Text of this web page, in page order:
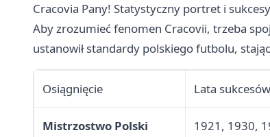
Cracovia Pany! Statystyczny portret i
Aby zrozumieć fenomen Cracovii, trzeba
ustanowił standardy polskiego futbolu,
Osiągnięcie Lata sukcesów
Mistrzostwo Polski 1921, 1930,